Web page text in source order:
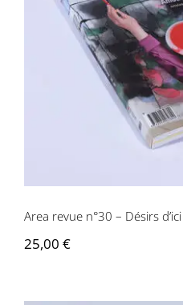
Area revue n°30 –
de
Area revue n°30 – Désirs
25,00 €